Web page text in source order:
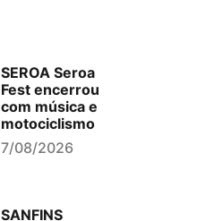
SEROA Seroa
Fest encerrou
com música e
motociclismo
7/08/2026
SANFINS